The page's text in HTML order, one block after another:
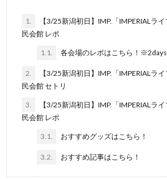
1.
【3/25新潟初日】IMP.「IMPERIALラ
民会館 レポ
1.1. 各会場のレポはこちら！
2.
【3/25新潟初日】IMP.「IMPERIALラ
民会館 セトリ
3.
【3/25新潟初日】IMP.「IMPERIALラ
民会館 レポ
3.1. おすすめグッズはこちら！
3.2. おすすめ記事はこちら！